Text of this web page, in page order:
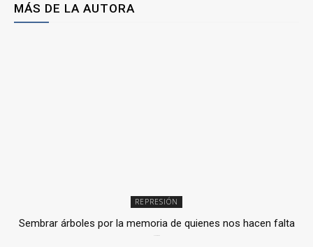
MÁS DE LA AUTORA
REPRESIÓN
Sembrar árboles por la memoria de quienes nos hacen falta